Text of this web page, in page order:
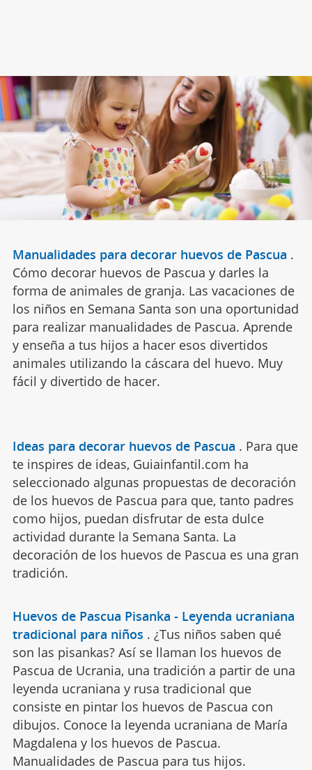
Manualidades para decorar huevos de Pascua .
Cómo decorar huevos de Pascua y darles la
forma de animales de granja. Las vacaciones de
los niños en Semana Santa son una oportunidad
para realizar manualidades de Pascua. Aprende
y enseña a tus hijos a hacer esos divertidos
animales utilizando la cáscara del huevo. Muy
fácil y divertido de hacer.
Ideas para decorar huevos de Pascua . Para que
te inspires de ideas, Guiainfantil.com ha
seleccionado algunas propuestas de decoración
de los huevos de Pascua para que, tanto padres
como hijos, puedan disfrutar de esta dulce
actividad durante la Semana Santa. La
decoración de los huevos de Pascua es una gran
tradición.
Huevos de Pascua Pisanka - Leyenda ucraniana
tradicional para niños . ¿Tus niños saben qué
son las pisankas? Así se llaman los huevos de
Pascua de Ucrania, una tradición a partir de una
leyenda ucraniana y rusa tradicional que
consiste en pintar los huevos de Pascua con
dibujos. Conoce la leyenda ucraniana de María
Magdalena y los huevos de Pascua.
Manualidades de Pascua para tus hijos.